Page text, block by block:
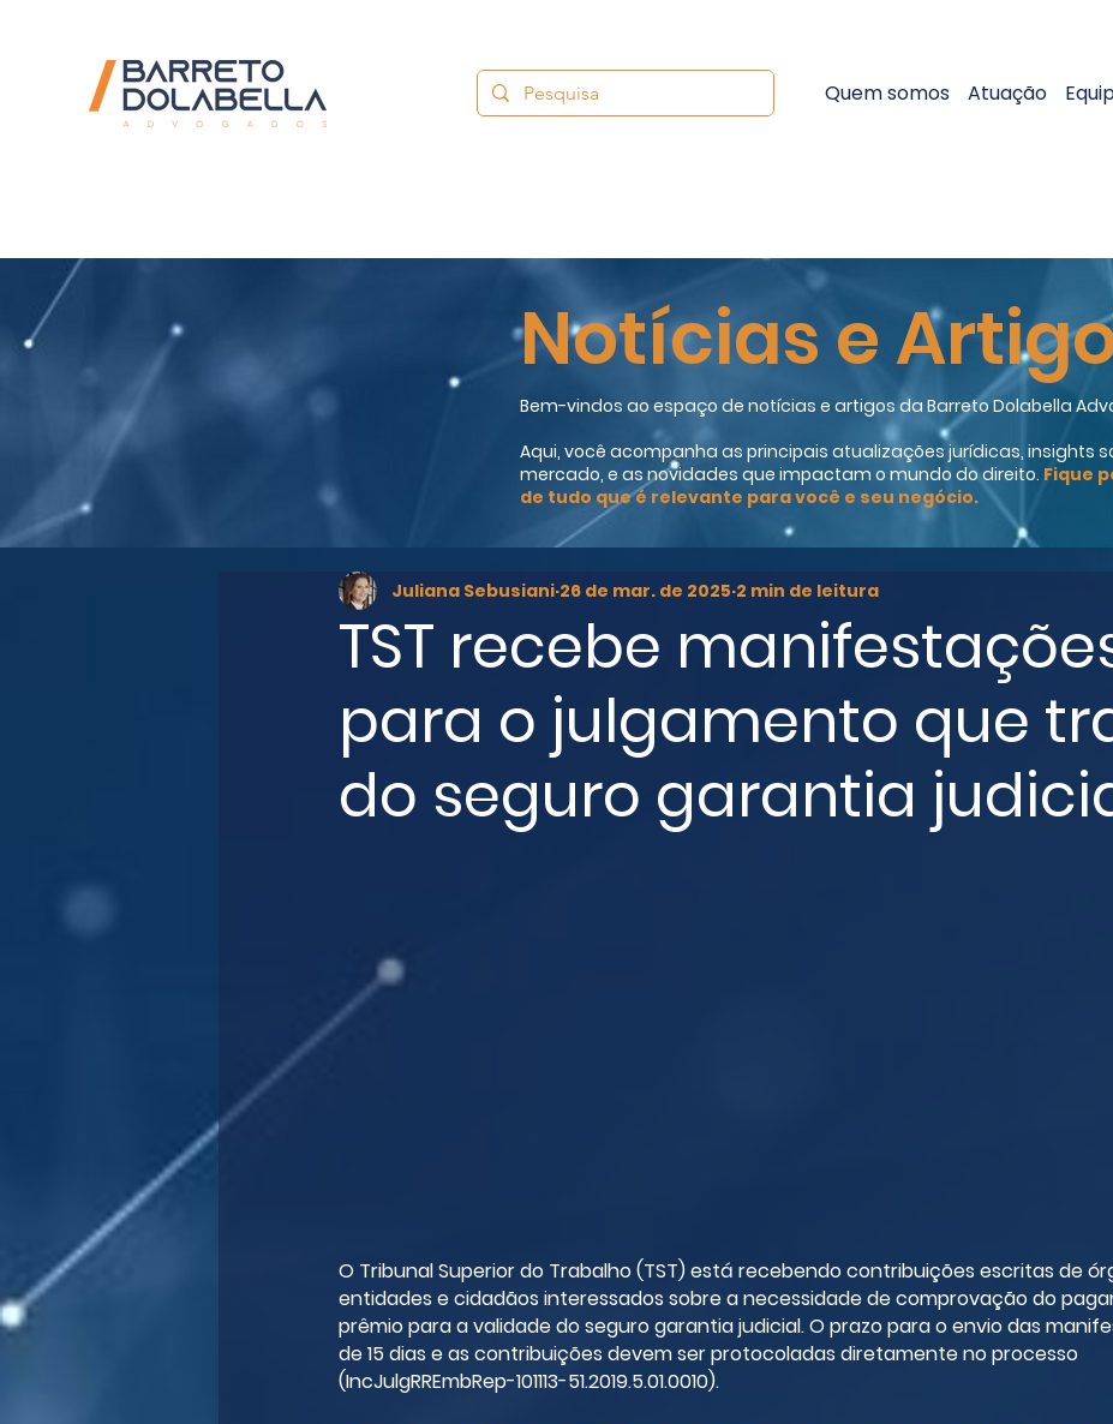
Quem somos Atuação
Notícias e
Bem-vindos ao espaço de notícias e artigos da Barreto Dolabella
Aqui, você acompanha as principais atualizações jurídicas, insights
mercado, e as novidades que impactam o mundo do direito. Fique
de tudo que é relevante para você e seu negócio.
TST recebe
para o julgamento que
do seguro garantia
Juliana Sebusiani 26 de mar. de 2025 2 min de leitura
O Tribunal Superior do Trabalho (TST) está recebendo contribuições escritas de
entidades e cidadãos interessados sobre a necessidade de comprovação do
prêmio para a validade do seguro garantia judicial. O prazo para o envio das
de 15 dias e as contribuições devem ser protocoladas diretamente no processo
(IncJulgRREmbRep-101113-51.2019.5.01.0010).